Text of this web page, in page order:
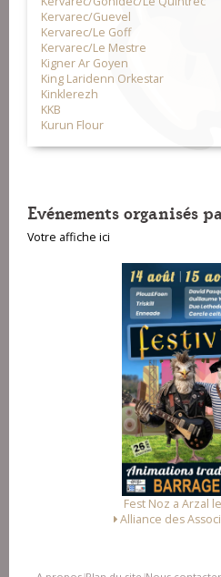
Kervarec/Guevel
Kervarec/Le Goff
Kervarec/Le Mestre
Kigner Ar Goyen
King Laridenn Orkestar
Kinklerezh
KKB
Kurun Flour
Evénements organisés
Votre affiche ici
Fest Noz a Arzal le 15/08/2026
Alliance des Associations d'Arzal